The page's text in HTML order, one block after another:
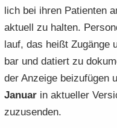
lich bei ihren Pa­ti­en­ten
ak­tu­ell zu hal­ten.
lauf, das heißt Zu­gän­ge
bar und da­tiert zu
der An­zei­ge bei­zu­fü­gen
Ja­nu­ar in ak­tu­el­ler
zu­zu­sen­den.